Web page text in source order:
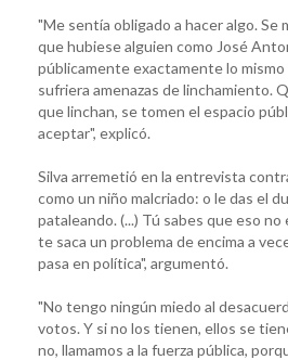
"Me sentía obligado a hacer algo. Se
que hubiese alguien como José
públicamente exactamente lo
sufriera amenazas de linchamiento.
que linchan, se tomen el espacio
aceptar", explicó.
Silva arremetió en la entrevista
como un niño malcriado: o le das el
pataleando. (...) Tú sabes que eso
te saca un problema de encima a
pasa en política", argumentó.
"No tengo ningún miedo al
votos. Y si no los tienen, ellos se
no, llamamos a la fuerza pública,